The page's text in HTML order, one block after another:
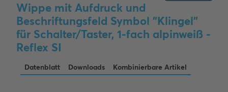
Wippe mit Aufdruck und
Beschriftungsfeld Symbol "Klingel"
für Schalter/Taster, 1-fach alpinweiß -
Reflex SI
Datenblatt Downloads Kombinierbare Artikel